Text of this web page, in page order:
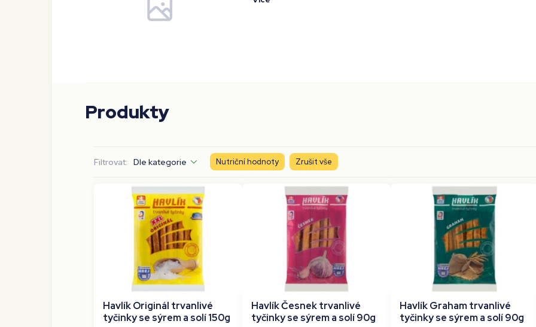
Produkty
Filtrovat: Dle kategorie Nutriční hodnoty Zrušit vše
Havlík Originál trvanlivé
tyčinky se sýrem a solí 150g
Havlík Česnek trvanlivé
tyčinky se sýrem a solí 90g
Havlík Graham trvanlivé
tyčinky se sýrem a solí 90g